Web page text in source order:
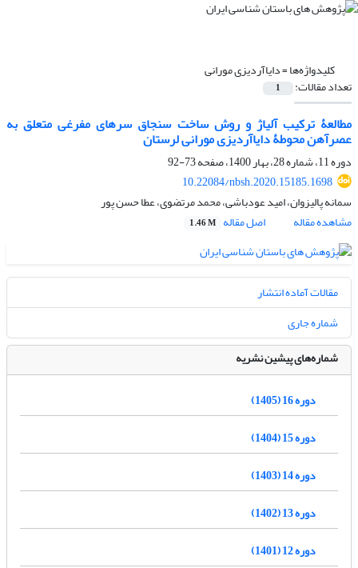
کلیدواژه‌ها =دایاآردیزی مورانی
تعداد مقالات: 1
مطالعۀ ترکیب آلیاژ و روش ساخت سنجاق سرهای مفرغی متعلق به
عصرآهن محوطۀ دایاآردیزی مورانی لرستان
دوره 11، شماره 28، بهار 1400، صفحه
73-92
10.22084/nbsh.2020.15185.1698
سمانه پالیزوان، امید عودباشی، محمد مرتضوی، عطا حسن پور
مشاهده مقاله
اصل مقاله 1.46 M
مقالات آماده انتشار
شماره جاری
شماره‌های پیشین نشریه
دوره 16 (1405)
دوره 15 (1404)
دوره 14 (1403)
دوره 13 (1402)
دوره 12 (1401)